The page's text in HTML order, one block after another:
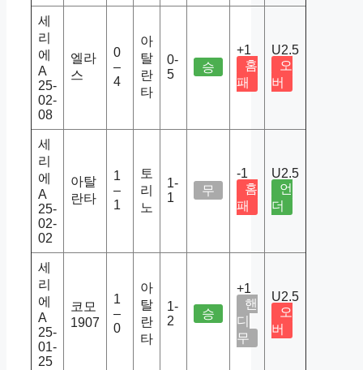
세
리
에
A
25-
02-
08
엘라
스
0
–
4
아
탈
란
타
0-
5
승
+1
홈
패
U2.5
오
버
세
리
에
A
25-
02-
02
아탈
란타
1
–
1
토
리
노
1-
1
무
-1
홈
패
U2.5
언
더
세
리
에
A
25-
01-
25
코모
1907
1
–
0
아
탈
란
타
1-
2
승
+1
핸
디
무
U2.5
오
버